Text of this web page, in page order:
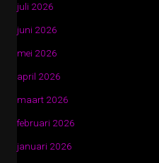
juli 2026
juni 2026
mei 2026
april 2026
maart 2026
februari 2026
januari 2026